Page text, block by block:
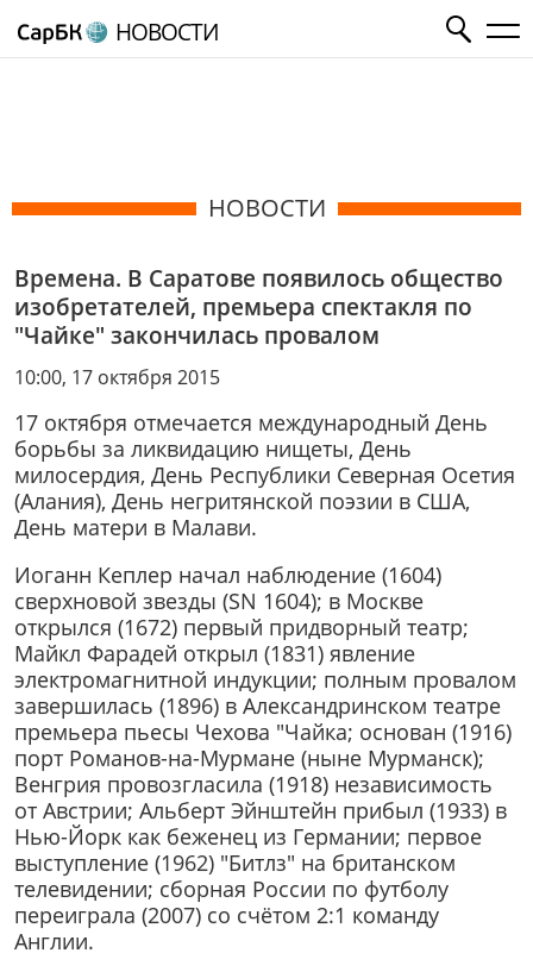
НОВОСТИ
НОВОСТИ
Времена. В Саратове появилось общество
изобретателей, премьера спектакля по
"Чайке" закончилась провалом
10:00, 17 октября 2015
17 октября отмечается международный День
борьбы за ликвидацию нищеты, День
милосердия, День Республики Северная Осетия
(Алания), День негритянской поэзии в США,
День матери в Малави.
Иоганн Кеплер начал наблюдение (1604)
сверхновой звезды (SN 1604); в Москве
открылся (1672) первый придворный театр;
Майкл Фарадей открыл (1831) явление
электромагнитной индукции; полным провалом
завершилась (1896) в Александринском театре
премьера пьесы Чехова "Чайка; основан (1916)
порт Романов-на-Мурмане (ныне Мурманск);
Венгрия провозгласила (1918) независимость
от Австрии; Альберт Эйнштейн прибыл (1933) в
Нью-Йорк как беженец из Германии; первое
выступление (1962) "Битлз" на британском
телевидении; сборная России по футболу
переиграла (2007) со счётом 2:1 команду
Англии.